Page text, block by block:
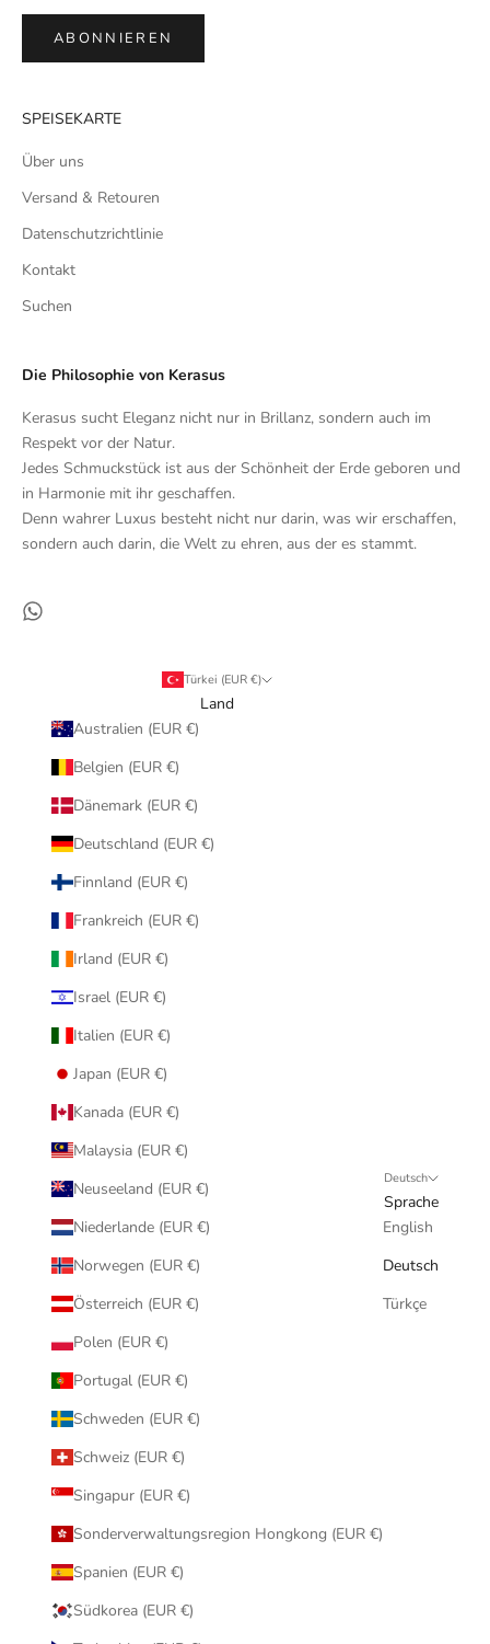
ABONNIEREN
SPEISEKARTE
Über uns
Versand & Retouren
Datenschutzrichtlinie
Kontakt
Suchen
Die Philosophie von Kerasus
Kerasus sucht Eleganz nicht nur in Brillanz, sondern auch im
Respekt vor der Natur.
Jedes Schmuckstück ist aus der Schönheit der Erde geboren und
in Harmonie mit ihr geschaffen.
Denn wahrer Luxus besteht nicht nur darin, was wir erschaffen,
sondern auch darin, die Welt zu ehren, aus der es stammt.
Türkei (EUR €)
Land
Australien (EUR €)
Belgien (EUR €)
Dänemark (EUR €)
Deutschland (EUR €)
Finnland (EUR €)
Frankreich (EUR €)
Irland (EUR €)
Israel (EUR €)
Italien (EUR €)
Japan (EUR €)
Kanada (EUR €)
Malaysia (EUR €)
Neuseeland (EUR €)
Niederlande (EUR €)
Norwegen (EUR €)
Österreich (EUR €)
Polen (EUR €)
Portugal (EUR €)
Schweden (EUR €)
Schweiz (EUR €)
Singapur (EUR €)
Sonderverwaltungsregion Hongkong (EUR €)
Spanien (EUR €)
Südkorea (EUR €)
Deutsch
Sprache
English
Deutsch
Türkçe